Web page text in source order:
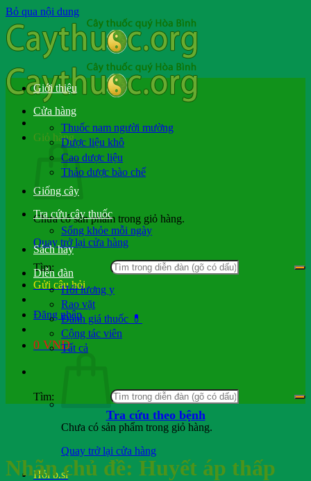
Bỏ qua nội dung
Giỏ hàng
Chưa có sản phẩm trong giỏ hàng.
Quay trở lại cửa hàng
Tìm:
Gửi câu hỏi
Đăng nhập
0 VND
Chưa có sản phẩm trong giỏ hàng.
Quay trở lại cửa hàng
Hỏi b.sĩ
Giới thiệu
Cửa hàng
Thuốc nam người mường
Dược liệu khô
Cao dược liệu
Thảo dược bào chế
Giống cây
Tra cứu cây thuốc
Sống khỏe mỗi ngày
Sách hay
Diễn đàn
Hỏi lương y
Rao vặt
Đánh giá thuốc 💊
Cộng tác viên
Tất cả
Tìm:
Tra cứu theo bệnh
Nhãn chủ đề: Huyết áp thấp